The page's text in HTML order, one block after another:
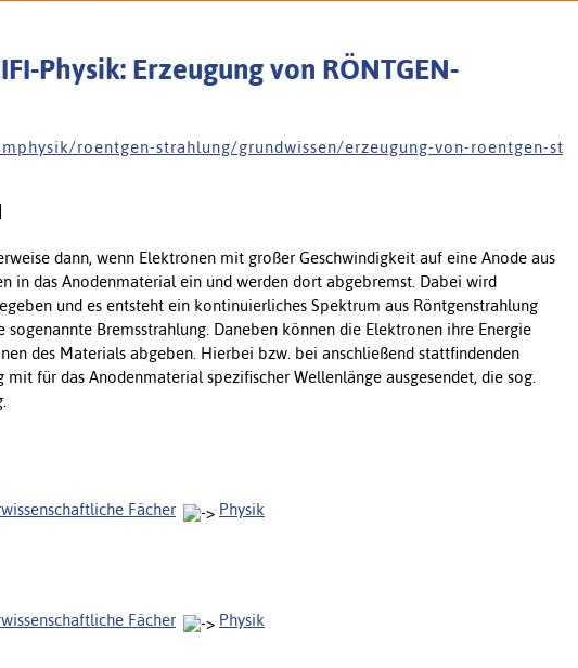
Physik: Erzeugung von RÖNTGEN-
p h y s i k / r o e n t g e n - s t r a h l u n g / g r u n d w i s s e n / e r z e u g u n g - v o n - r o e n t g e n - s t
dann, wenn Elektronen mit großer Geschwindigkeit auf eine Anode aus
in das Anodenmaterial ein und werden dort abgebremst. Dabei wird
und es entsteht ein kontinuierliches Spektrum aus Röntgenstrahlung
sogenannte Bremsstrahlung. Daneben können die Elektronen ihre Energie
des Materials abgeben. Hierbei bzw. bei anschließend stattfindenden
für das Anodenmaterial spezifischer Wellenlänge ausgesendet, die sog.
Fächer Physik
Fächer Physik